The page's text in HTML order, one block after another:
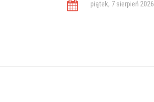
piątek, 7 sierpień 2026